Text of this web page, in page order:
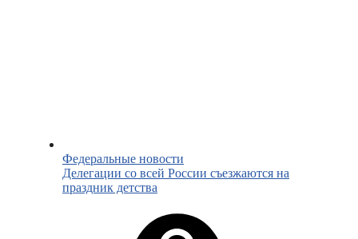
Федеральные новости
Делегации со всей России съезжаются на
праздник детства